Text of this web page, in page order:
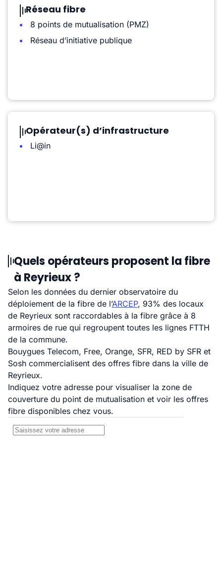
Réseau fibre
8 points de mutualisation (PMZ)
Réseau d’initiative publique
Opérateur(s) d’infrastructure
Li@in
Quels opérateurs proposent la fibre
à Reyrieux ?
Selon les données du dernier observatoire du
déploiement de la fibre de l’ARCEP, 93% des locaux
de Reyrieux sont raccordables à la fibre grâce à 8
armoires de rue qui regroupent toutes les lignes FTTH
de la commune.
Bouygues Telecom, Free, Orange, SFR, RED by SFR et
Sosh commercialisent des offres fibre dans la ville de
Reyrieux.
Indiquez votre adresse pour visualiser la zone de
couverture du point de mutualisation et voir les offres
fibre disponibles chez vous.